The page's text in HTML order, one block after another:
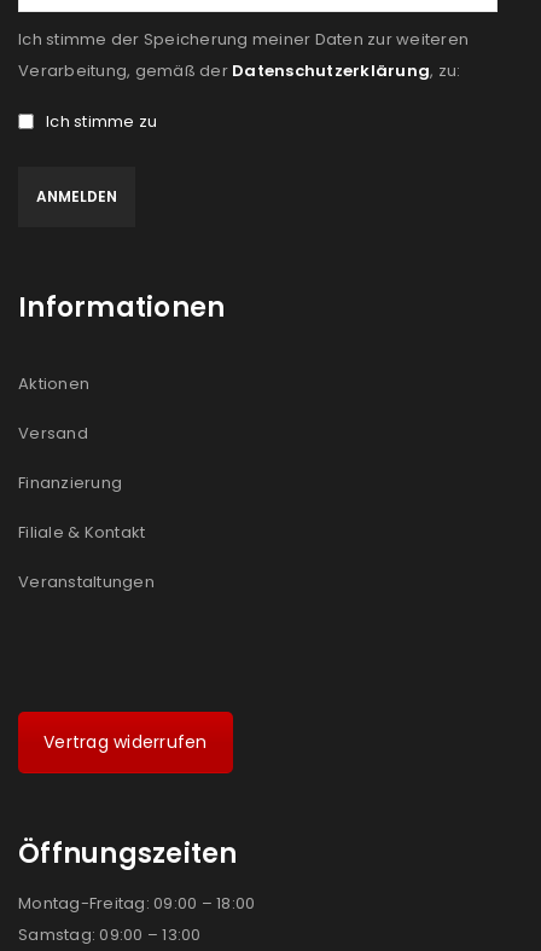
E-Mail-Adresse
NEWSLETTER ABONNIEREN
akzeptiere die
Ich stimme der Speicherung meiner Daten zur weiteren
Verarbeitung, gemäß der Datenschutzerklärung, zu:
Ich stimme zu
Informationen
Aktionen
Versand
Finanzierung
Filiale & Kontakt
Veranstaltungen
Vertrag widerrufen
Öffnungszeiten
Montag-Freitag: 09:00 – 18:00
Samstag: 09:00 – 13:00